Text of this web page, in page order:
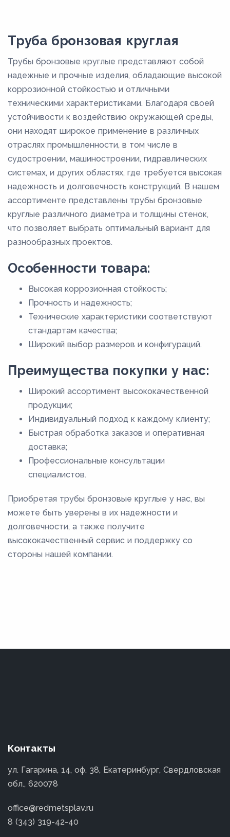
Труба бронзовая круглая
Трубы бронзовые круглые представляют собой
надежные и прочные изделия, обладающие высокой
коррозионной стойкостью и отличными
техническими характеристиками. Благодаря своей
устойчивости к воздействию окружающей среды,
они находят широкое применение в различных
отраслях промышленности, в том числе в
судостроении, машиностроении, гидравлических
системах, и других областях, где требуется высокая
надежность и долговечность конструкций. В нашем
ассортименте представлены трубы бронзовые
круглые различного диаметра и толщины стенок,
что позволяет выбрать оптимальный вариант для
разнообразных проектов.
Особенности товара:
Высокая коррозионная стойкость;
Прочность и надежность;
Технические характеристики соответствуют
стандартам качества;
Широкий выбор размеров и конфигураций.
Преимущества покупки у нас:
Широкий ассортимент высококачественной
продукции;
Индивидуальный подход к каждому клиенту;
Быстрая обработка заказов и оперативная
доставка;
Профессиональные консультации
специалистов.
Приобретая трубы бронзовые круглые у нас, вы
можете быть уверены в их надежности и
долговечности, а также получите
высококачественный сервис и поддержку со
стороны нашей компании.
Контакты
ул. Гагарина, 14, оф. 38, Екатеринбург, Свердловская
обл., 620078
office@redmetsplav.ru
8 (343) 319-42-40